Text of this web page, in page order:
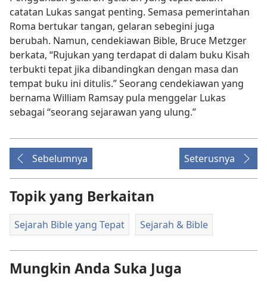
catatan Lukas sangat penting. Semasa pemerintahan
Roma bertukar tangan, gelaran sebegini juga
berubah. Namun, cendekiawan Bible, Bruce Metzger
berkata, “Rujukan yang terdapat di dalam buku Kisah
terbukti tepat jika dibandingkan dengan masa dan
tempat buku ini ditulis.” Seorang cendekiawan yang
bernama William Ramsay pula menggelar Lukas
sebagai “seorang sejarawan yang ulung.”
Sebelumnya Seterusnya
Topik yang Berkaitan
Sejarah Bible yang Tepat Sejarah & Bible
Mungkin Anda Suka Juga